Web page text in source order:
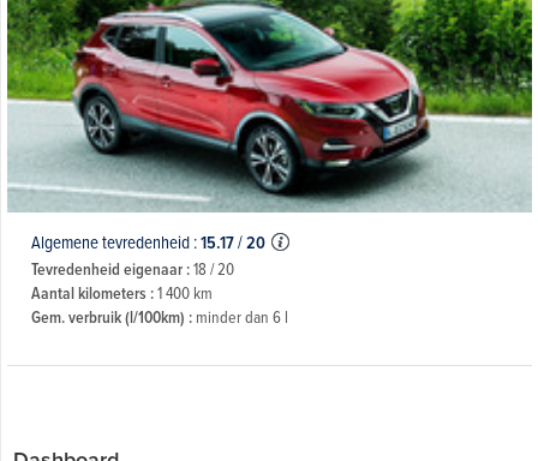
Algemene tevredenheid :15.17/20
Tevredenheid eigenaar :18 / 20
Aantal kilometers :1 400 km
Gem. verbruik (l/100km) :minder dan 6 l